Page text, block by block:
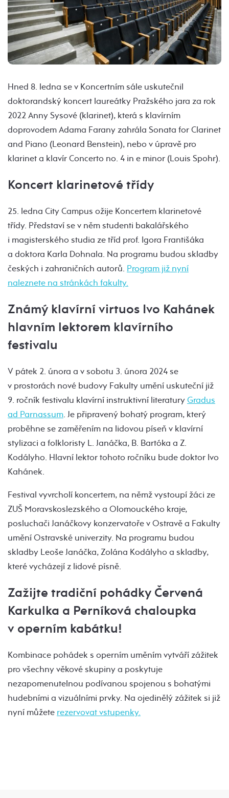
Hned 8. ledna se v Koncertním sále uskutečnil
doktorandský koncert laureátky Pražského jara za rok
2022 Anny Sysové (klarinet), která s klavírním
doprovodem Adama Farany zahrála Sonata for Clarinet
and Piano (Leonard Benstein), nebo v úpravě pro
klarinet a klavír Concerto no. 4 in e minor (Louis Spohr).
Koncert klarinetové třídy
25. ledna City Campus ožije Koncertem klarinetové
třídy. Představí se v něm studenti bakalářského
i magisterského studia ze tříd prof. Igora Františáka
a doktora Karla Dohnala. Na programu budou skladby
českých i zahraničních autorů. Program již nyní
naleznete na stránkách fakulty.
Známý klavírní virtuos Ivo Kahánek
hlavním lektorem klavírního
festivalu
V pátek 2. února a v sobotu 3. února 2024 se
v prostorách nové budovy Fakulty umění uskuteční již
9. ročník festivalu klavírní instruktivní literaturyGradus
ad Parnassum. Je připravený bohatý program, který
proběhne se zaměřením na lidovou píseň v klavírní
stylizaci a folkloristy L. Janáčka, B. Bartóka a Z.
Kodályho. Hlavní lektor tohoto ročníku bude doktor Ivo
Kahánek.
Festival vyvrcholí koncertem, na němž vystoupí žáci ze
ZUŠ Moravskoslezského a Olomouckého kraje,
posluchači Janáčkovy konzervatoře v Ostravě a Fakulty
umění Ostravské univerzity. Na programu budou
skladby Leoše Janáčka, Zolána Kodályho a skladby,
které vycházejí z lidové písně.
Zažijte tradiční pohádky Červená
Karkulka a Perníková chaloupka
v operním kabátku!
Kombinace pohádek s operním uměním vytváří zážitek
pro všechny věkové skupiny a poskytuje
nezapomenutelnou podívanou spojenou s bohatými
hudebními a vizuálními prvky. Na ojedinělý zážitek si již
nyní můžete rezervovat vstupenky.